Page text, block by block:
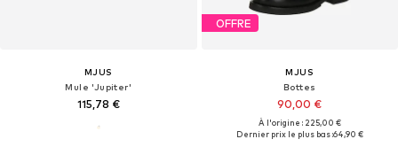
MJUS
Mule 'Jupiter'
115,78 €
OFFRE
MJUS
Bottes
90,00 €
À l'origine : 225,00 €
Dernier prix le plus bas :64,90 €